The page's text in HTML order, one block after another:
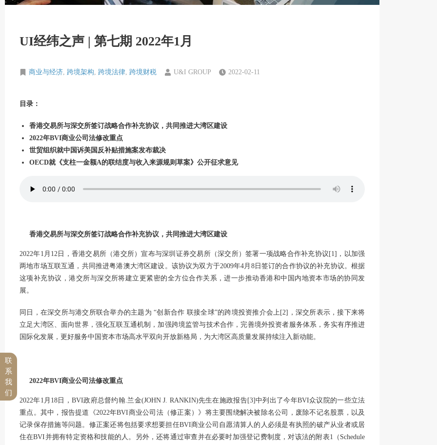
UI经纬之声 | 第七期 2022年1月
商业与经济, 跨境架构, 跨境法律, 跨境财税 U&I GROUP 2022-02-11
目录：
香港交易所与深交所签订战略合作补充协议，共同推进大湾区建设
2022年BVI商业公司法修改重点
世贸组织就中国诉美国反补贴措施案发布裁决
OECD就《支柱一金额A的联结度与收入来源规则草案》公开征求意见
香港交易所与深交所签订战略合作补充协议，共同推进大湾区建设
2022年1月12日，香港交易所（港交所）宣布与深圳证券交易所（深交所）签署一项战略合作补充协议 [1] ，以加强
两地市场互联互通，共同推进粤港澳大湾区建设。该协议为双方于2009年4月8日签订的合作协议的补充协议。根据
这项补充协议，港交所与深交所将建立更紧密的全方位合作关系，进一步推动香港和中国内地资本市场的协同发
展。
同日，在深交所与港交所联合举办的主题为 “创新合作 联接全球”的跨境投资推介会上 [2] ，深交所表示，接下来将
立足大湾区、面向世界，强化互联互通机制，加强跨境监管与技术合作，完善境外投资者服务体系，务实有序推进
国际化发展，更好服务中国资本市场高水平双向开放新格局，为大湾区高质量发展持续注入新动能。
2022年BVI商业公司法修改重点
2022年1月18日，BVI政府总督约翰.兰金(JOHN J. RANKIN)先生在施政报告[3]中列出了今年BVI众议院的一些立法
重点。其中，报告提道《2022年BVI商业公司法（修正案）》将主要围绕解决被除名公司，废除不记名股票，以及
记录保存措施等问题。修正案还将包括要求想要担任BVI商业公司自愿清算人的人必须是有执照的破产从业者或居
住在BVI并拥有特定资格和技能的人。另外，还将通过审查并在必要时加强登记费制度，对该法的附表1（Schedule
联
系
我
们